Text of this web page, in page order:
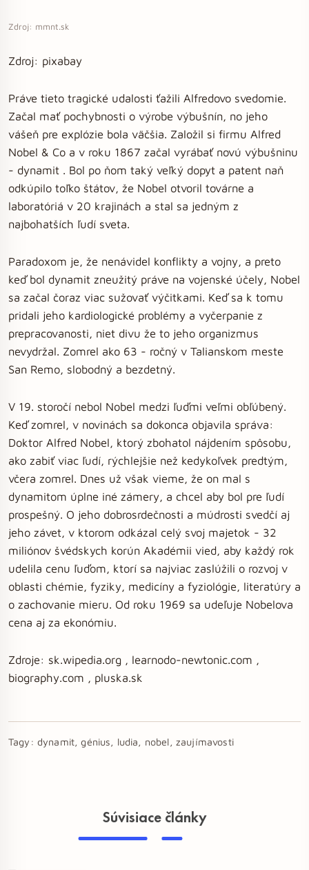
Zdroj: mmnt.sk
Zdroj: pixabay
Práve tieto tragické udalosti ťažili Alfredovo svedomie.
Začal mať pochybnosti o výrobe výbušnín, no jeho
vášeň pre explózie bola väčšia. Založil si firmu Alfred
Nobel & Co a v roku 1867 začal vyrábať novú výbušninu
- dynamit . Bol po ňom taký veľký dopyt a patent naň
odkúpilo toľko štátov, že Nobel otvoril továrne a
laboratóriá v 20 krajinách a stal sa jedným z
najbohatších ľudí sveta.
Paradoxom je, že nenávidel konflikty a vojny, a preto
keď bol dynamit zneužitý práve na vojenské účely, Nobel
sa začal čoraz viac sužovať výčitkami. Keď sa k tomu
pridali jeho kardiologické problémy a vyčerpanie z
prepracovanosti, niet divu že to jeho organizmus
nevydržal. Zomrel ako 63 - ročný v Talianskom meste
San Remo, slobodný a bezdetný.
V 19. storočí nebol Nobel medzi ľuďmi veľmi obľúbený.
Keď zomrel, v novinách sa dokonca objavila správa:
Doktor Alfred Nobel, ktorý zbohatol nájdením spôsobu,
ako zabiť viac ľudí, rýchlejšie než kedykoľvek predtým,
včera zomrel. Dnes už však vieme, že on mal s
dynamitom úplne iné zámery, a chcel aby bol pre ľudí
prospešný. O jeho dobrosrdečnosti a múdrosti svedčí aj
jeho závet, v ktorom odkázal celý svoj majetok - 32
miliónov švédskych korún Akadémii vied, aby každý rok
udelila cenu ľuďom, ktorí sa najviac zaslúžili o rozvoj v
oblasti chémie, fyziky, medicíny a fyziológie, literatúry a
o zachovanie mieru. Od roku 1969 sa udeľuje Nobelova
cena aj za ekonómiu.
Zdroje: sk.wipedia.org , learnodo-newtonic.com ,
biography.com , pluska.sk
Tagy: dynamit, génius, ludia, nobel, zaujímavosti
Súvisiace články